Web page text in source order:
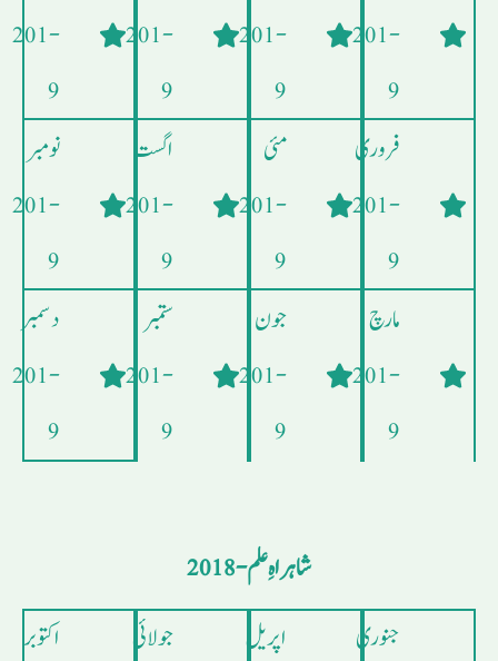
- 201
9
فروری
- 201
9
مارچ
- 201
9
- 201
9
مئی
- 201
9
جون
- 201
9
- 201
9
اگست
- 201
9
ستمبر
- 201
9
- 201
9
نومبر
- 201
9
دسمبر
- 201
9
شاہراہِ علم - 2018
جنوری
اپریل
جولائی
اکتوبر